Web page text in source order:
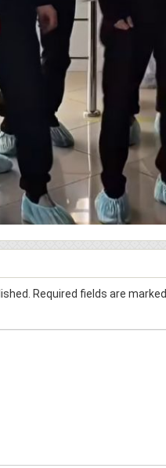
Required fields are marked